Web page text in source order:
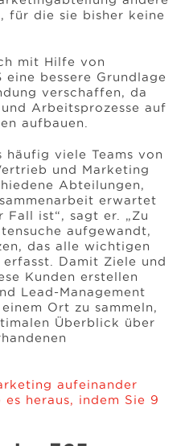
für die sie bisher keine
mit Hilfe von
bessere Grundlage
verschaffen, da
Arbeitsprozesse auf
aufbauen.
häufig viele Teams von
und Marketing
Abteilungen,
erwartet
ist“, sagt er. „Zu
aufgewandt,
das alle wichtigen
Damit Ziele und
Kunden erstellen
Lead-Management
Ort zu sammeln,
Überblick über
aufeinander
heraus, indem Sie 9